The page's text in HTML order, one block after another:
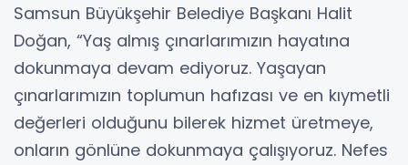
Samsun Büyükşehir Belediye Başkanı Halit
Doğan, “Yaş almış çınarlarımızın hayatına
dokunmaya devam ediyoruz. Yaşayan
çınarlarımızın toplumun hafızası ve en kıymetli
değerleri olduğunu bilerek hizmet üretmeye,
onların gönlüne dokunmaya çalışıyoruz. Nefes